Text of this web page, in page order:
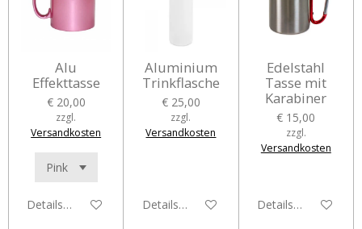
Alu
Effekttasse
€ 20,00
zzgl.
Versandkosten
Details anzeigen
Aluminium
Trinkflasche
€ 25,00
zzgl.
Versandkosten
Details anzeigen
Edelstahl
Tasse mit
Karabiner
€ 15,00
zzgl.
Versandkosten
Details anzeigen